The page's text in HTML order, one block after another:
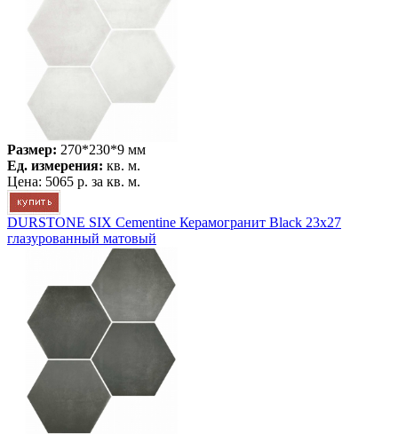
Размер: 270*230*9 мм
Ед. измерения: кв. м.
Цена: 5065 р. за кв. м.
DURSTONE SIX Cementine Керамогранит Black 23x27
глазурованный матовый